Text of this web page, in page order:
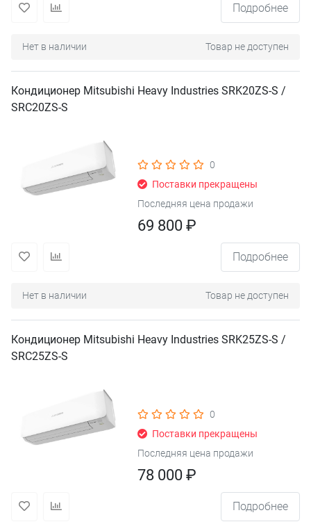
Подробнее
Нет в наличии Товар не доступен
Кондиционер Mitsubishi Heavy Industries SRK20ZS-S /
SRC20ZS-S
0
Поставки прекращены
Последняя цена продажи
69 800 ₽
Подробнее
Нет в наличии Товар не доступен
Кондиционер Mitsubishi Heavy Industries SRK25ZS-S /
SRC25ZS-S
0
Поставки прекращены
Последняя цена продажи
78 000 ₽
Подробнее